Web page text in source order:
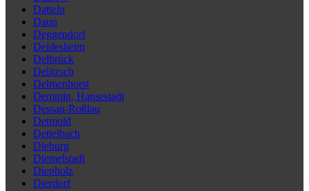
Datteln
Daun
Deggendorf
Deidesheim
Delbrück
Delitzsch
Delmenhorst
Demmin, Hansestadt
Dessau-Roßlau
Detmold
Dettelbach
Dieburg
Diemelstadt
Diepholz
Dierdorf